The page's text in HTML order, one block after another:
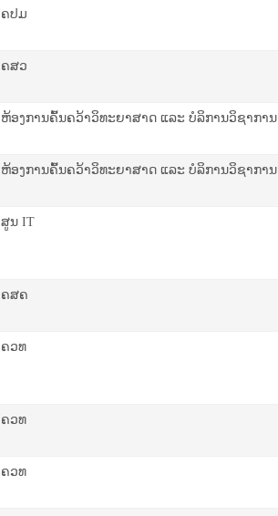
ຄປມ
ຄ​​ສວ
ຫ້ອງການຄົ້ນຄວ້າວິທະຍາສາດ ແລະ ບໍລິການວິຊາການ
ຫ້ອງການຄົ້ນຄວ້າວິທະຍາສາດ ແລະ ບໍລິການວິຊາການ
ສູນ IT
ຄສຄ
ຄວທ
ຄວທ
ຄວທ